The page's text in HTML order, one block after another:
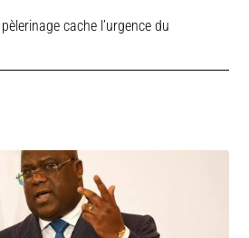
cache l’urgence du